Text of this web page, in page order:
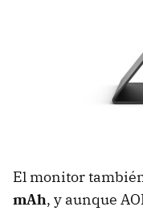
El monitor
mAh, y aunque